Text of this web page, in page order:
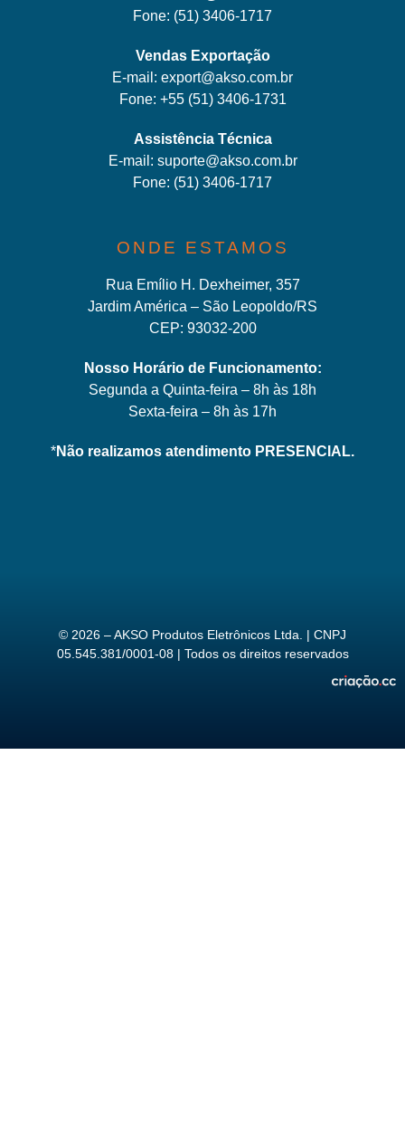
Fone: (51) 3406-1717
Vendas Exportação
E-mail: export@akso.com.br
Fone: +55 (51) 3406-1731
Assistência Técnica
E-mail: suporte@akso.com.br
Fone: (51) 3406-1717
ONDE ESTAMOS
Rua Emílio H. Dexheimer, 357
Jardim América – São Leopoldo/RS
CEP: 93032-200
Nosso Horário de Funcionamento:
Segunda a Quinta-feira – 8h às 18h
Sexta-feira – 8h às 17h
*Não realizamos atendimento PRESENCIAL.
© 2026 – AKSO Produtos Eletrônicos Ltda. | CNPJ
05.545.381/0001-08 | Todos os direitos reservados